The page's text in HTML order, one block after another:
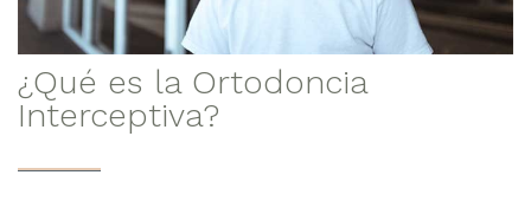
¿Qué es la Ortodoncia
Interceptiva?